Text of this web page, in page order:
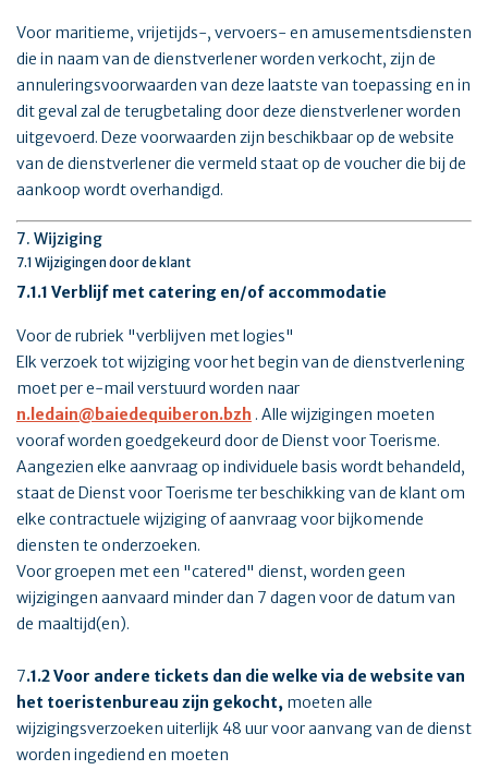
Voor maritieme, vrijetijds-, vervoers- en amusementsdiensten
die in naam van de dienstverlener worden verkocht, zijn de
annuleringsvoorwaarden van deze laatste van toepassing en in
dit geval zal de terugbetaling door deze dienstverlener worden
uitgevoerd. Deze voorwaarden zijn beschikbaar op de website
van de dienstverlener die vermeld staat op de voucher die bij de
aankoop wordt overhandigd.
7. Wijziging
7.1 Wijzigingen door de klant
7.1.1 Verblijf met catering en/of accommodatie
Voor de rubriek "verblijven met logies"
Elk verzoek tot wijziging voor het begin van de dienstverlening
moet per e-mail verstuurd worden naar
n.ledain@baiedequiberon.bzh . Alle wijzigingen moeten
vooraf worden goedgekeurd door de Dienst voor Toerisme.
Aangezien elke aanvraag op individuele basis wordt behandeld,
staat de Dienst voor Toerisme ter beschikking van de klant om
elke contractuele wijziging of aanvraag voor bijkomende
diensten te onderzoeken.
Voor groepen met een "catered" dienst, worden geen
wijzigingen aanvaard minder dan 7 dagen voor de datum van
de maaltijd(en).
7.1.2 Voor andere tickets dan die welke via de website van
het toeristenbureau zijn gekocht, moeten alle
wijzigingsverzoeken uiterlijk 48 uur voor aanvang van de dienst
worden ingediend en moeten